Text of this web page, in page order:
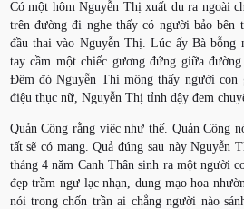
Có một hôm Nguyễn Thị xuất du ra ngoài
trên đường đi nghe thấy có người bảo bên
đầu thai vào Nguyễn Thị. Lúc ấy Bà bỗng
tay cầm một chiếc gương đứng giữa
Đêm đó Nguyễn Thị mộng thấy người con
điệu thục nữ, Nguyễn Thị tỉnh dậy đem
Quản Công rằng việc như thế. Quản Công
tất sẽ có mang. Quả đúng sau này Nguyễn
tháng 4 năm Canh Thân sinh ra một người
đẹp trầm ngư lạc nhạn, dung mạo hoa
nói trong chốn trần ai chẳng người nào